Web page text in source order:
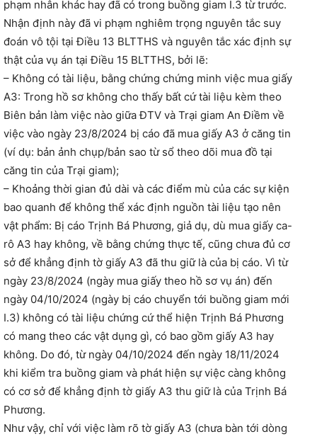
phạm nhân khác hay đã có trong buồng giam I.3 từ trước.
Nhận định này đã vi phạm nghiêm trọng nguyên tắc suy
đoán vô tội tại Điều 13 BLTTHS và nguyên tắc xác định sự
thật của vụ án tại Điều 15 BLTTHS, bởi lẽ:
– Không có tài liệu, bằng chứng chứng minh việc mua giấy
A3: Trong hồ sơ không cho thấy bất cứ tài liệu kèm theo
Biên bản làm việc nào giữa ĐTV và Trại giam An Điềm về
việc vào ngày 23/8/2024 bị cáo đã mua giấy A3 ở căng tin
(ví dụ: bản ảnh chụp/bản sao từ sổ theo dõi mua đồ tại
căng tin của Trại giam);
– Khoảng thời gian đủ dài và các điểm mù của các sự kiện
bao quanh để không thể xác định nguồn tài liệu tạo nên
vật phẩm: Bị cáo Trịnh Bá Phương, giả dụ, dù mua giấy ca-
rô A3 hay không, về bằng chứng thực tế, cũng chưa đủ cơ
sở để khẳng định tờ giấy A3 đã thu giữ là của bị cáo. Vì từ
ngày 23/8/2024 (ngày mua giấy theo hồ sơ vụ án) đến
ngày 04/10/2024 (ngày bị cáo chuyển tới buồng giam mới
I.3) không có tài liệu chứng cứ thể hiện Trịnh Bá Phương
có mang theo các vật dụng gì, có bao gồm giấy A3 hay
không. Do đó, từ ngày 04/10/2024 đến ngày 18/11/2024
khi kiểm tra buồng giam và phát hiện sự việc càng không
có cơ sở để khẳng định tờ giấy A3 thu giữ là của Trịnh Bá
Phương.
Như vậy, chỉ với việc làm rõ tờ giấy A3 (chưa bàn tới dòng